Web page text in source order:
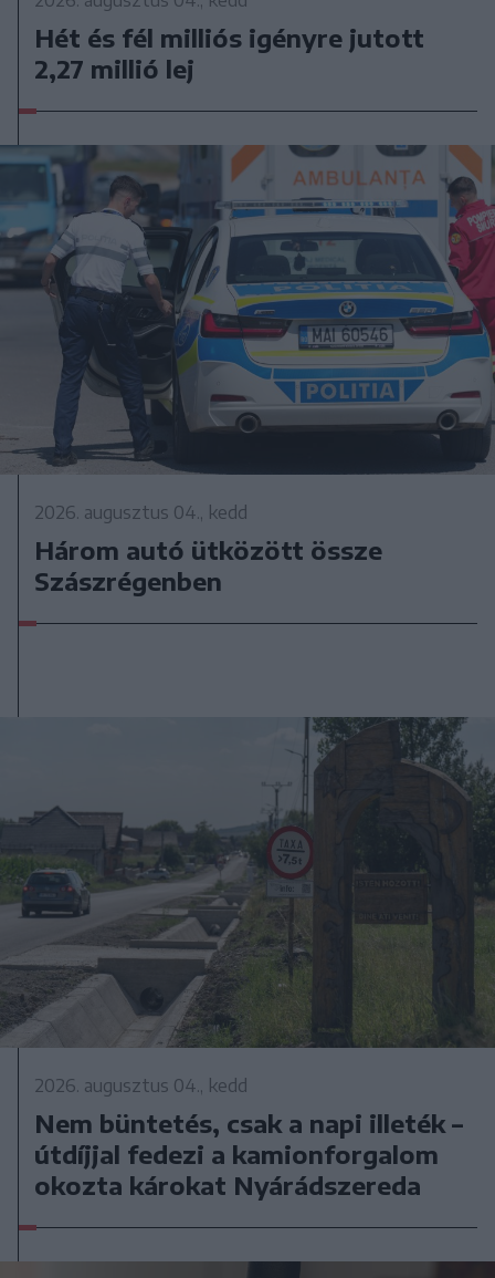
Hét és fél milliós igényre jutott
2,27 millió lej
2026. augusztus 04., kedd
Három autó ütközött össze
Szászrégenben
2026. augusztus 04., kedd
Nem büntetés, csak a napi illeték –
útdíjjal fedezi a kamionforgalom
okozta károkat Nyárádszereda